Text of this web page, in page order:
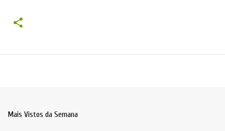
Mais Vistos da Semana